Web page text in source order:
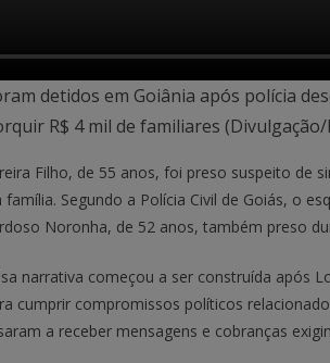
detidos em Goiânia após polícia
R$ 4 mil de familiares (Divulgação/
Filho, de 55 anos, foi preso suspeito de
Segundo a Polícia Civil de Goiás, o
Noronha, de 52 anos, também preso
narrativa começou a ser construída após
cumprir compromissos políticos
a receber mensagens e cobranças